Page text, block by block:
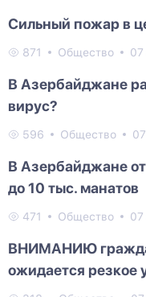
Сильный пожар в
871 Общество 07
В Азербайджане
вирус?
596 Общество
В Азербайджане
до 10 тыс. манатов
471 Общество 07
ВНИМАНИЮ
ожидается резкое